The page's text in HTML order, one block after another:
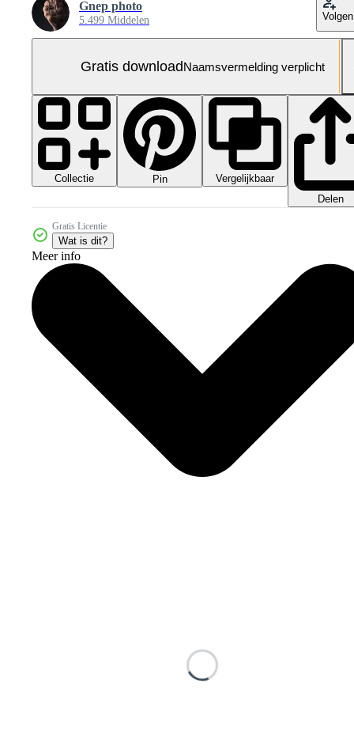
Gnep photo
5.499 Middelen Volgen
Gratis downloadNaamsvermelding verplicht
Collectie Pin
Vergelijkbaar
Delen
Gratis Licentie
Wat is dit?
Meer info